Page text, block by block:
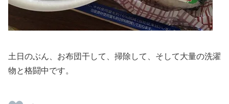
土日のぶん、お布団干して、掃除して、そして大量の洗濯
物と格闘中です。